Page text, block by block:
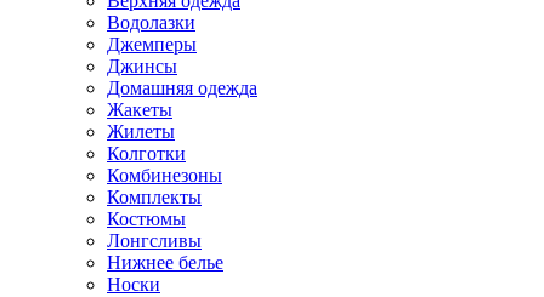
Водолазки
Джемперы
Джинсы
Домашняя одежда
Жакеты
Жилеты
Колготки
Комбинезоны
Комплекты
Костюмы
Лонгсливы
Нижнее белье
Носки